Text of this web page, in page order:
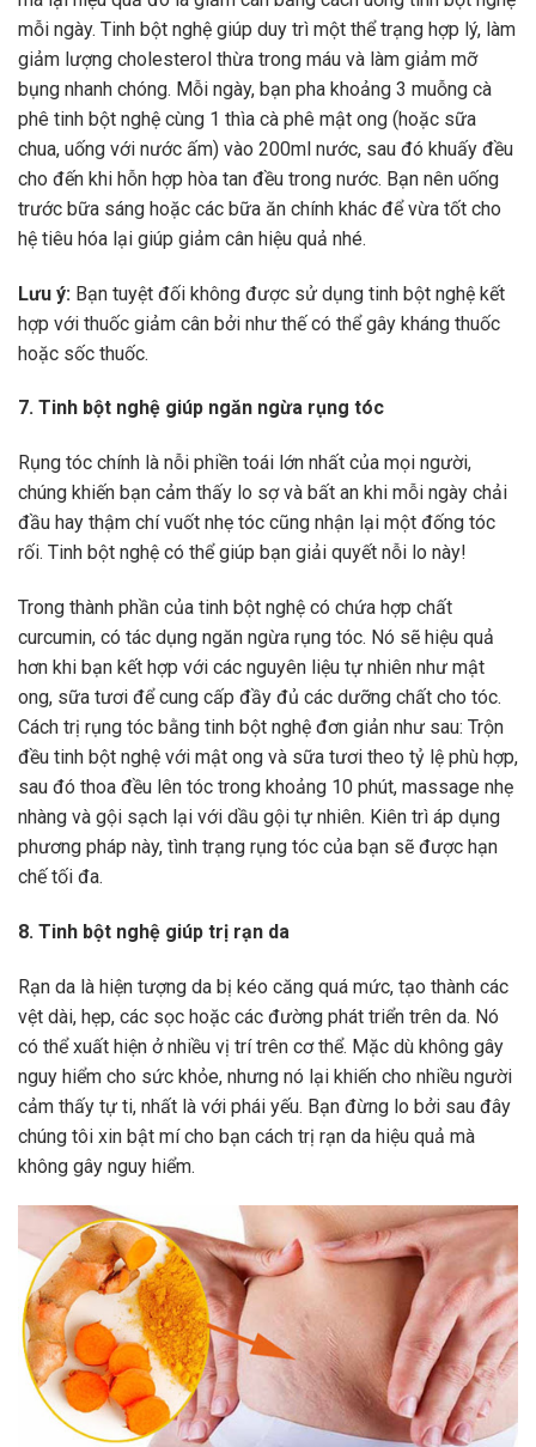
mỗi ngày. Tinh bột nghệ giúp duy trì một thể trạng hợp lý, làm
giảm lượng cholesterol thừa trong máu và làm giảm mỡ
bụng nhanh chóng. Mỗi ngày, bạn pha khoảng 3 muỗng cà
phê tinh bột nghệ cùng 1 thìa cà phê mật ong (hoặc sữa
chua, uống với nước ấm) vào 200ml nước, sau đó khuấy đều
cho đến khi hỗn hợp hòa tan đều trong nước. Bạn nên uống
trước bữa sáng hoặc các bữa ăn chính khác để vừa tốt cho
hệ tiêu hóa lại giúp giảm cân hiệu quả nhé.
Lưu ý: Bạn tuyệt đối không được sử dụng tinh bột nghệ kết
hợp với thuốc giảm cân bởi như thế có thể gây kháng thuốc
hoặc sốc thuốc.
7. Tinh bột nghệ giúp ngăn ngừa rụng tóc
Rụng tóc chính là nỗi phiền toái lớn nhất của mọi người,
chúng khiến bạn cảm thấy lo sợ và bất an khi mỗi ngày chải
đầu hay thậm chí vuốt nhẹ tóc cũng nhận lại một đống tóc
rối. Tinh bột nghệ có thể giúp bạn giải quyết nỗi lo này!
Trong thành phần của tinh bột nghệ có chứa hợp chất
curcumin, có tác dụng ngăn ngừa rụng tóc. Nó sẽ hiệu quả
hơn khi bạn kết hợp với các nguyên liệu tự nhiên như mật
ong, sữa tươi để cung cấp đầy đủ các dưỡng chất cho tóc.
Cách trị rụng tóc bằng tinh bột nghệ đơn giản như sau: Trộn
đều tinh bột nghệ với mật ong và sữa tươi theo tỷ lệ phù hợp,
sau đó thoa đều lên tóc trong khoảng 10 phút, massage nhẹ
nhàng và gội sạch lại với dầu gội tự nhiên. Kiên trì áp dụng
phương pháp này, tình trạng rụng tóc của bạn sẽ được hạn
chế tối đa.
8. Tinh bột nghệ giúp trị rạn da
Rạn da là hiện tượng da bị kéo căng quá mức, tạo thành các
vệt dài, hẹp, các sọc hoặc các đường phát triển trên da. Nó
có thể xuất hiện ở nhiều vị trí trên cơ thể. Mặc dù không gây
nguy hiểm cho sức khỏe, nhưng nó lại khiến cho nhiều người
cảm thấy tự ti, nhất là với phái yếu. Bạn đừng lo bởi sau đây
chúng tôi xin bật mí cho bạn cách trị rạn da hiệu quả mà
không gây nguy hiểm.